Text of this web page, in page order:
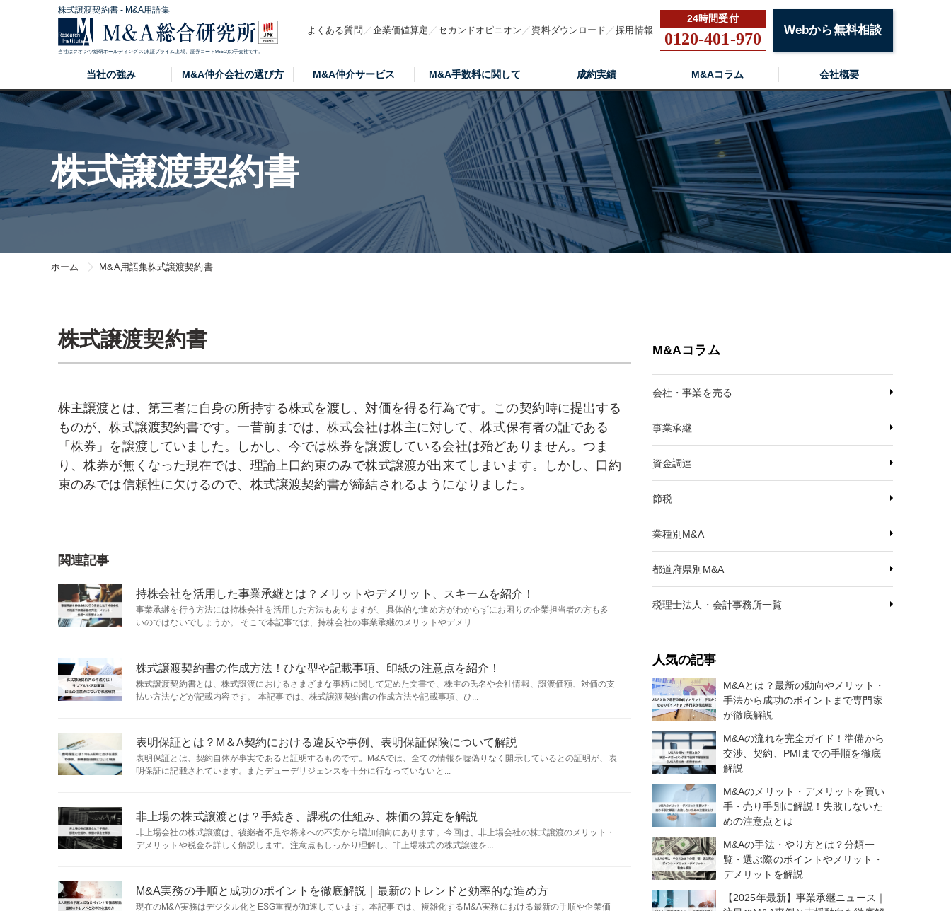
株式譲渡契約書 - M&A用語集
当社はクオンツ総研ホールディングス(東証プライム上場、証券コード9552)の子会社です。
よくある質問 企業価値算定 セカンドオピニオン 資料ダウンロード 採用情報 0120-401-970 Webから無料相談
当社の強み M&A仲介会社の選び方 M&A仲介サービス M&A手数料に関して 成約実績 M&Aコラム 会社概要
株式譲渡契約書
ホーム M&A用語集株式譲渡契約書
株式譲渡契約書
株主譲渡とは、第三者に自身の所持する株式を渡し、対価を得る行為です。この契約時に提出する
ものが、株式譲渡契約書です。一昔前までは、株式会社は株主に対して、株式保有者の証である
「株券」を譲渡していました。しかし、今では株券を譲渡している会社は殆どありません。つま
り、株券が無くなった現在では、理論上口約束のみで株式譲渡が出来てしまいます。しかし、口約
束のみでは信頼性に欠けるので、株式譲渡契約書が締結されるようになりました。
関連記事
持株会社を活用した事業承継とは？メリットやデメリット、スキームを紹介！
事業承継を行う方法には持株会社を活用した方法もありますが、 具体的な進め方がわからずにお困りの企業担当者の方も多
いのではないでしょうか。 そこで本記事では、持株会社の事業承継のメリットやデメリ...
株式譲渡契約書の作成方法！ひな型や記載事項、印紙の注意点を紹介！
株式譲渡契約書とは、株式譲渡におけるさまざまな事柄に関して定めた文書で、株主の氏名や会社情報、譲渡価額、対価の支
払い方法などが記載内容です。 本記事では、株式譲渡契約書の作成方法や記載事項、ひ...
表明保証とは？M＆A契約における違反や事例、表明保証保険について解説
表明保証とは、契約自体が事実であると証明するものです。M&Aでは、全ての情報を嘘偽りなく開示しているとの証明が、表
明保証に記載されています。またデューデリジェンスを十分に行なっていないと...
非上場の株式譲渡とは？手続き、課税の仕組み、株価の算定を解説
非上場会社の株式譲渡は、後継者不足や将来への不安から増加傾向にあります。今回は、非上場会社の株式譲渡のメリット・
デメリットや税金を詳しく解説します。注意点もしっかり理解し、非上場株式の株式譲渡を...
M&A実務の手順と成功のポイントを徹底解説｜最新のトレンドと効率的な進め方
現在のM&A実務はデジタル化とESG重視が加速しています。本記事では、複雑化するM&A実務における最新の手順や企業価
M&Aコラム
会社・事業を売る
事業承継
資金調達
節税
業種別M&A
都道府県別M&A
税理士法人・会計事務所一覧
人気の記事
M&Aとは？最新の動向やメリット・
手法から成功のポイントまで専門家
が徹底解説
M&Aの流れを完全ガイド！準備から
交渉、契約、PMIまでの手順を徹底
解説
M&Aのメリット・デメリットを買い
手・売り手別に解説！失敗しないた
めの注意点とは
M&Aの手法・やり方とは？分類一
覧・選ぶ際のポイントやメリット・
デメリットを解説
【2025年最新】事業承継ニュース｜